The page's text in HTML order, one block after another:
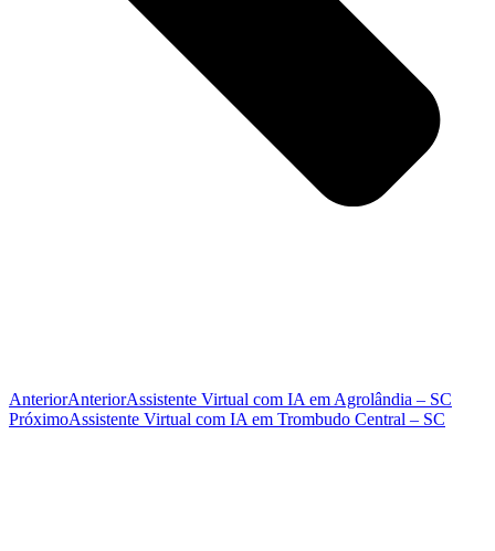
AnteriorAnteriorAssistente Virtual com IA em Agrolândia – SC
PróximoAssistente Virtual com IA em Trombudo Central – SC